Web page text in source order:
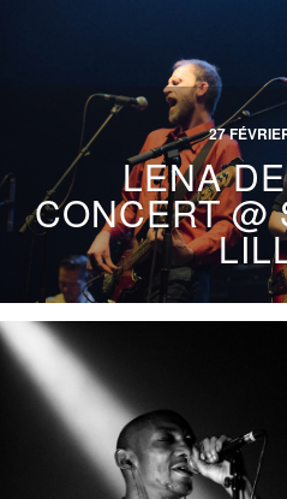
27
LENA
CONCERT @